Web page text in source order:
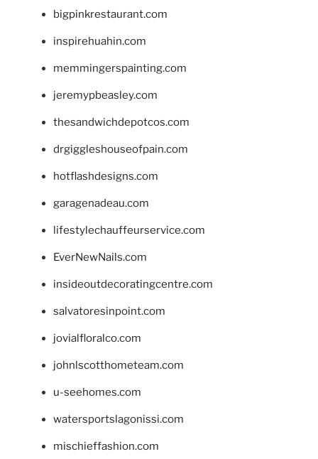
bigpinkrestaurant.com
inspirehuahin.com
memmingerspainting.com
jeremypbeasley.com
thesandwichdepotcos.com
drgiggleshouseofpain.com
hotflashdesigns.com
garagenadeau.com
lifestylechauffeurservice.com
EverNewNails.com
insideoutdecoratingcentre.com
salvatoresinpoint.com
jovialfloralco.com
johnlscotthometeam.com
u-seehomes.com
watersportslagonissi.com
mischieffashion.com